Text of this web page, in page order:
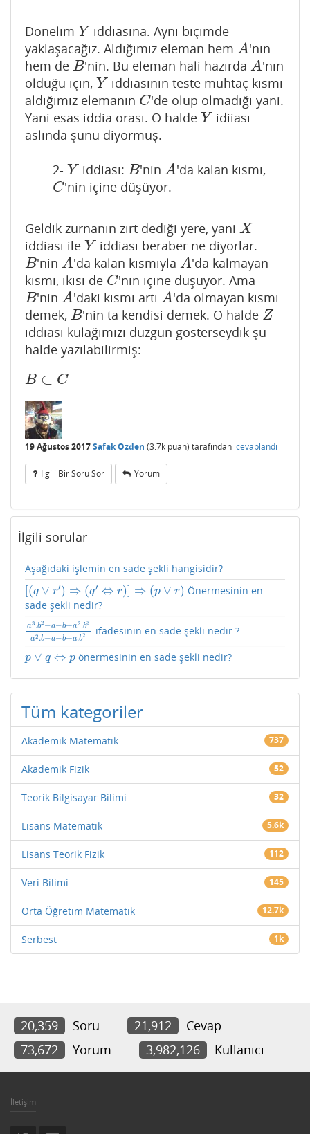
Dönelim Y
Y iddiasına. Aynı biçimde
yaklaşacağız. Aldığımız eleman hem A
A 'nın
hem de B
B 'nin. Bu eleman hali hazırda A
A 'nın
olduğu için, Y
Y iddiasının teste muhtaç kısmı
aldığımız elemanın C
C 'de olup olmadığı yani.
Yani esas iddia orası. O halde Y
Y idiiası
aslında şunu diyormuş.
2- Y
Y iddiası: B
B 'nin A
A 'da kalan kısmı,
C
C 'nin içine düşüyor.
Geldik zurnanın zırt dediği yere, yani X
X
iddiası ile Y
Y iddiası beraber ne diyorlar.
B
B 'nin A
A 'da kalan kısmıyla A
A 'da kalmayan
kısmı, ikisi de C
C 'nin içine düşüyor. Ama
B
B 'nin A
A 'daki kısmı artı A
A 'da olmayan kısmı
demek, B
B 'nin ta kendisi demek. O halde Z
Z
iddiası kulağımızı düzgün gösterseydik şu
halde yazılabilirmiş:
B ⊂ C
B ⊂ C
19 Ağustos 2017Safak Ozden (3.7k puan) tarafından cevaplandı
Ilgili Bir Soru Sor Yorum
İlgili sorular
Aşağıdaki işlemin en sade şekli hangisidir?
[(q ∨ r′) ⇒ (q′ ⇔ r)] ⇒ (p ∨ r)
(q∨r′ )⇒( q′⇔ r)]⇒ (p∨ r)
Önermesinin en
sade şekli nedir?
a3 .b2 −a−b+a2 .b3
a2 .b−a−b+a.b2
a3.b2−a−b+a2. b3a2.b−a− b+a .b2
ifadesinin en sade şekli nedir ?
p ∨ q ⇔ p
p ∨q ⇔ p önermesinin en sade şekli nedir?
Tüm kategoriler
Akademik Matematik 737
Akademik Fizik 52
Teorik Bilgisayar Bilimi 32
Lisans Matematik 5.6k
Lisans Teorik Fizik 112
Veri Bilimi 145
Orta Öğretim Matematik 12.7k
Serbest 1k
20,359 Soru 21,912
Cevap
73,672
Yorum 3,982,126 Kullanıcı
İletişim